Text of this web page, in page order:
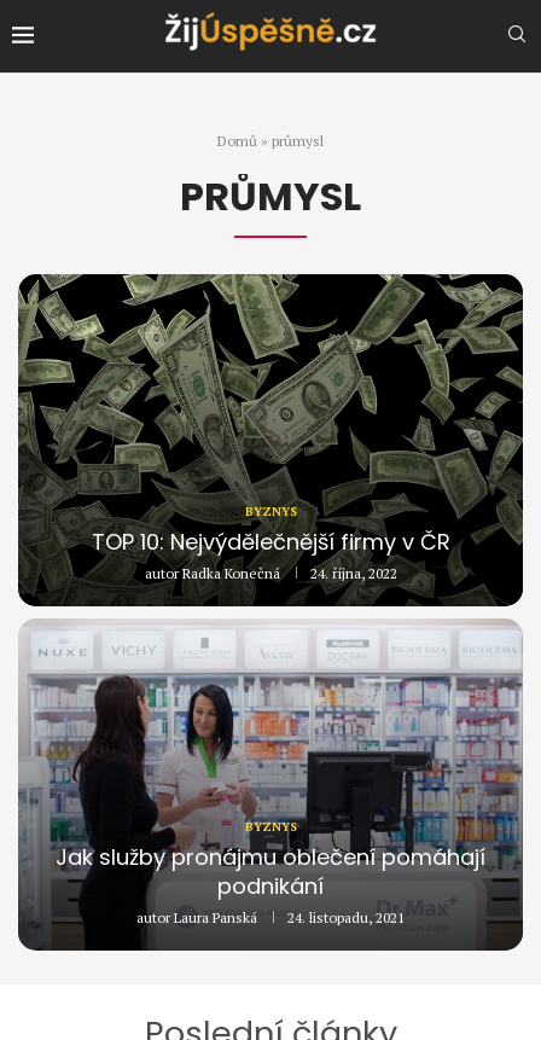
Domů » průmysl
PRŮMYSL
BYZNYS
TOP 10: Nejvýdělečnější firmy v ČR
autorRadka Konečná 24. října, 2022
BYZNYS
Jak služby pronájmu oblečení pomáhají
podnikání
autorLaura Panská 24. listopadu, 2021